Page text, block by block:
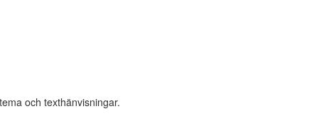
och texthänvisningar.